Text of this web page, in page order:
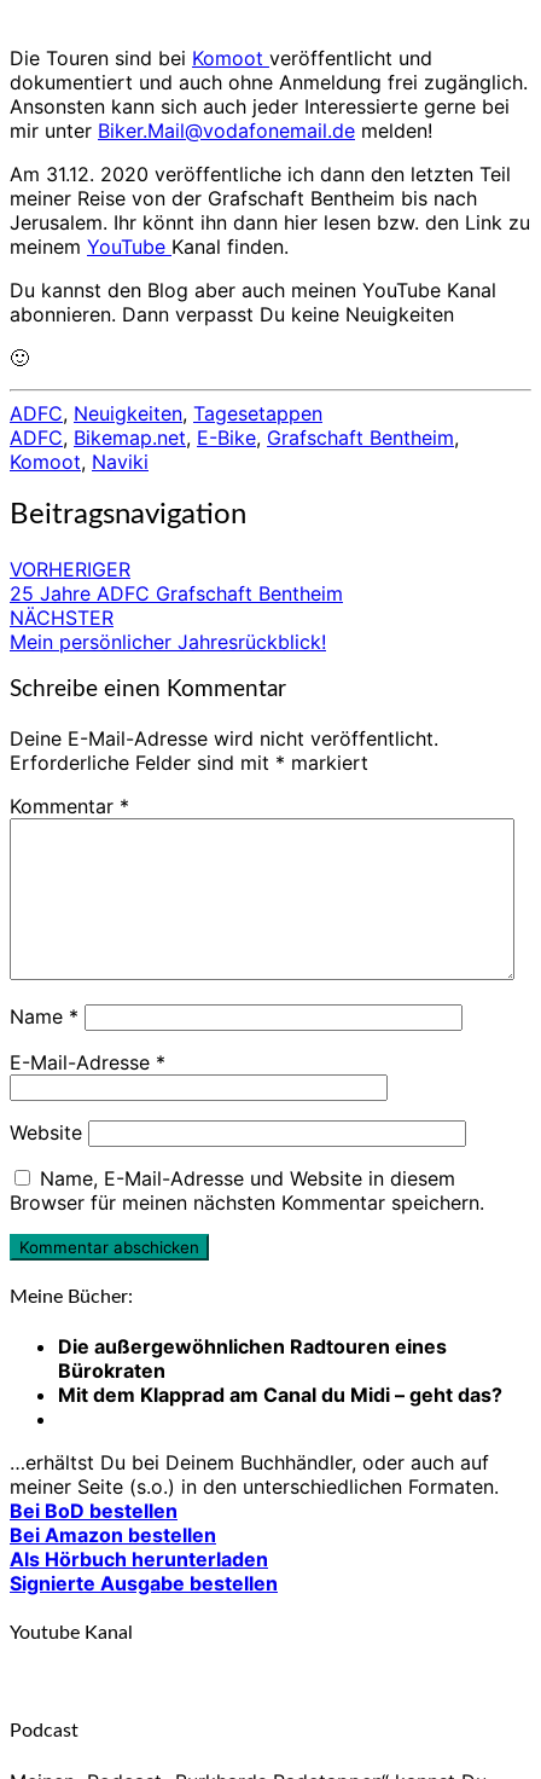
Die Touren sind bei Komoot veröffentlicht und
dokumentiert und auch ohne Anmeldung frei zugänglich.
Ansonsten kann sich auch jeder Interessierte gerne bei
mir unter Biker.Mail@vodafonemail.de melden!
Am 31.12. 2020 veröffentliche ich dann den letzten Teil
meiner Reise von der Grafschaft Bentheim bis nach
Jerusalem. Ihr könnt ihn dann hier lesen bzw. den Link zu
meinem YouTube Kanal finden.
Du kannst den Blog aber auch meinen YouTube Kanal
abonnieren. Dann verpasst Du keine Neuigkeiten
🙂
ADFC, Neuigkeiten, Tagesetappen
ADFC, Bikemap.net, E-Bike, Grafschaft Bentheim,
Komoot, Naviki
Beitragsnavigation
VORHERIGER
25 Jahre ADFC Grafschaft Bentheim
NÄCHSTER
Mein persönlicher Jahresrückblick!
Schreibe einen Kommentar
Deine E-Mail-Adresse wird nicht veröffentlicht.
Erforderliche Felder sind mit * markiert
Kommentar *
Name *
E-Mail-Adresse *
Website
Name, E-Mail-Adresse und Website in diesem
Browser für meinen nächsten Kommentar speichern.
Meine Bücher:
Die außergewöhnlichen Radtouren eines
Bürokraten
Mit dem Klapprad am Canal du Midi – geht das?
…erhältst Du bei Deinem Buchhändler, oder auch auf
meiner Seite (s.o.) in den unterschiedlichen Formaten.
Bei BoD bestellen
Bei Amazon bestellen
Als Hörbuch herunterladen
Signierte Ausgabe bestellen
Youtube Kanal
Podcast